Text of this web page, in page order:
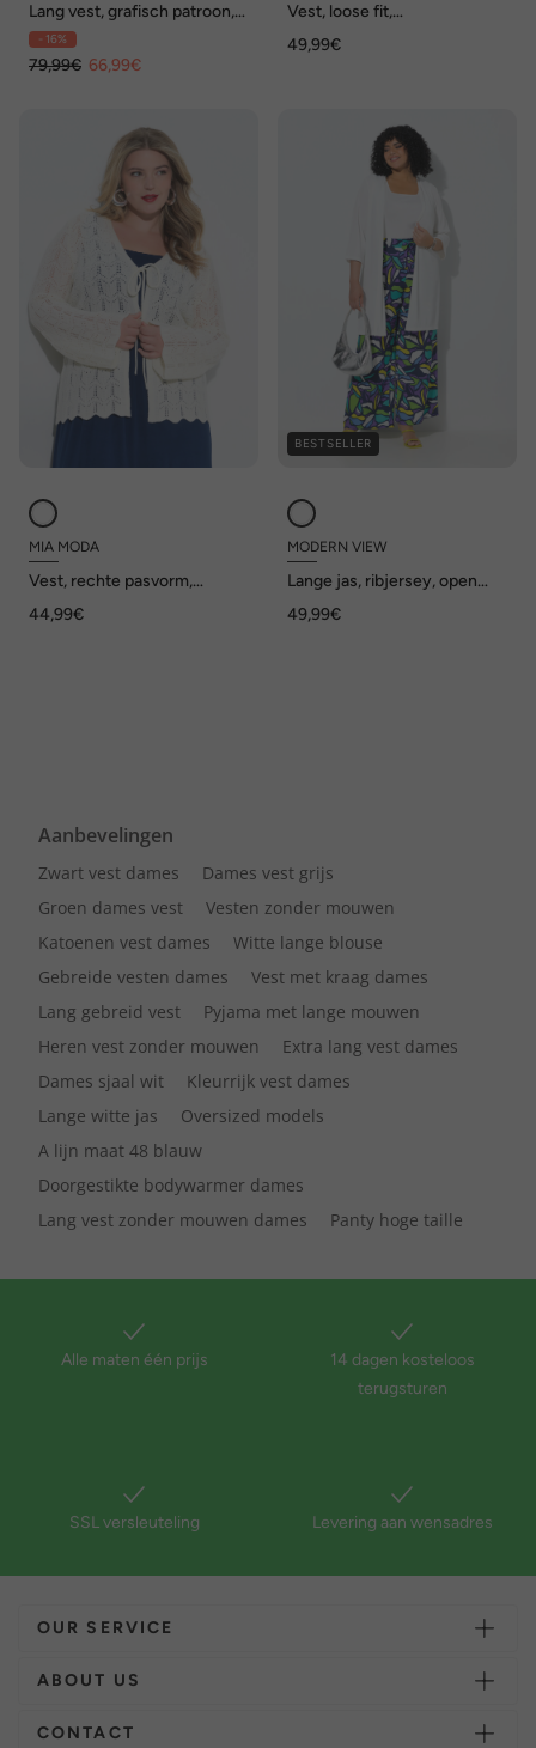
Lang vest, grafisch patroon,
opstaande kraag, lange
mouwen
- 16%
79,99€ 66,99€
Vest, loose fit,
49,99€
MIA MODA
Vest, rechte pasvorm,
44,99€
BESTSELLER
MODERN VIEW
Lange jas, ribjersey, open
49,99€
Aanbevelingen
Zwart vest dames
Dames vest grijs
Groen dames vest
Vesten zonder mouwen
Katoenen vest dames
Witte lange blouse
Gebreide vesten dames
Vest met kraag dames
Lang gebreid vest
Pyjama met lange mouwen
Heren vest zonder mouwen
Extra lang vest dames
Dames sjaal wit
Kleurrijk vest dames
Lange witte jas
Oversized models
A lijn maat 48 blauw
Doorgestikte bodywarmer dames
Lang vest zonder mouwen dames
Panty hoge taille
Alle maten één prijs
14 dagen kosteloos
terugsturen
SSL versleuteling Levering aan wensadres
OUR SERVICE
ABOUT US
CONTACT